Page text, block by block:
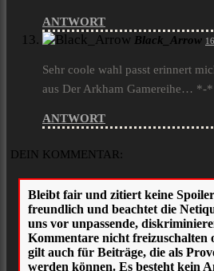
ANTWORT
Black_Arrow
Sehr coole wahl passt erinnert
aus Der Arkham Gamereihe… *-*
ANTWORT
DEIN KOMMENTAR: